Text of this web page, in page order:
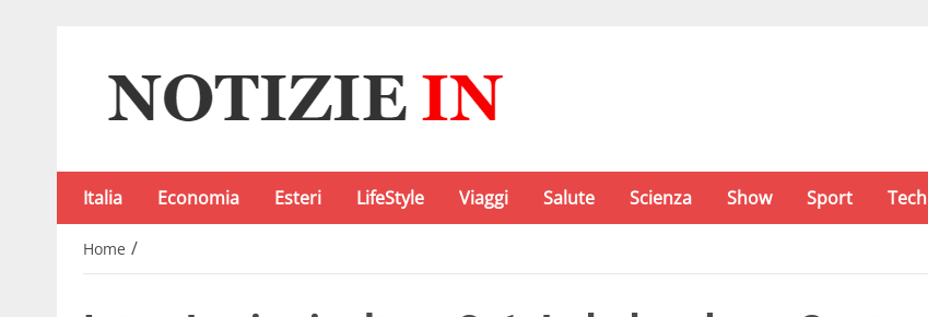
Italia Economia Esteri LifeStyle Viaggi Salute Scienza Show Sport Tech
Home /